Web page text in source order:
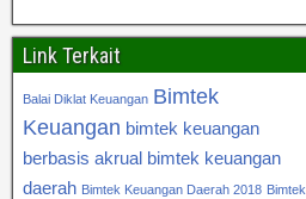
Link Terkait
Balai Diklat Keuangan Bimtek
Keuangan bimtek keuangan
berbasis akrual bimtek keuangan
daerah Bimtek Keuangan Daerah 2018 Bimtek